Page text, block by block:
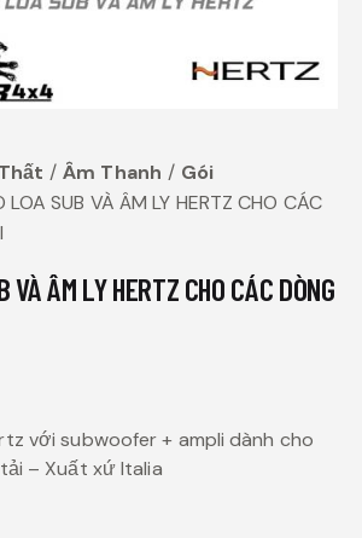
Âm Thanh
Gói
LOA SUB VÀ ÂM LY HERTZ CHO CÁC
VÀ ÂM LY HERTZ CHO CÁC DÒNG
với subwoofer + ampli dành cho
– Xuất xứ Italia